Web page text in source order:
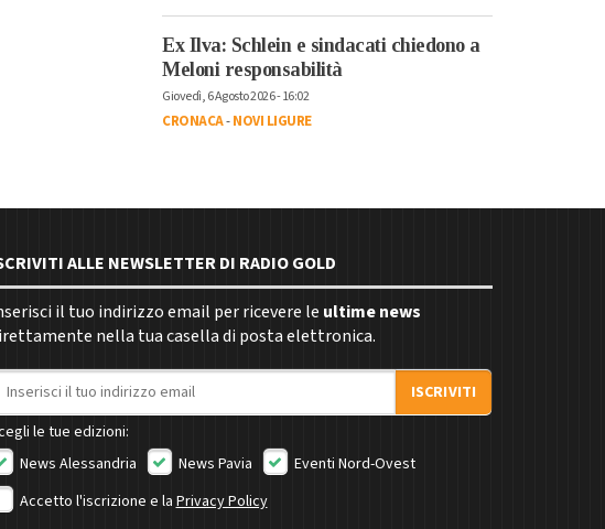
Ex Ilva: Schlein e sindacati chiedono a
Meloni responsabilità
Giovedì, 6 Agosto 2026 - 16:02
CRONACA-NOVI LIGURE
ALLE NEWSLETTER DI RADIO GOLD
il tuo indirizzo email per ricevere le ultime news
nella tua casella di posta elettronica.
email
ISCRIVITI
le tue edizioni:
News Alessandria
News Pavia
Eventi Nord-Ovest
Accetto l'iscrizione e la Privacy Policy